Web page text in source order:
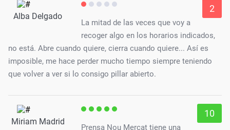
Alba Delgado
2
La mitad de las veces que voy a
recoger algo en los horarios indicados,
no está. Abre cuando quiere, cierra cuando quiere... Así es
imposible, me hace perder mucho tiempo siempre teniendo
que volver a ver si lo consigo pillar abierto.
Miriam Madrid
10
Prensa Nou Mercat tiene una